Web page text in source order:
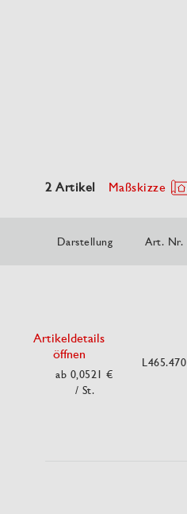
2 Artikel Maßskizze
Darstellung Art. Nr.
Artikeldetails
öffnen
ab 0,0521 €
/ St.
L465.470